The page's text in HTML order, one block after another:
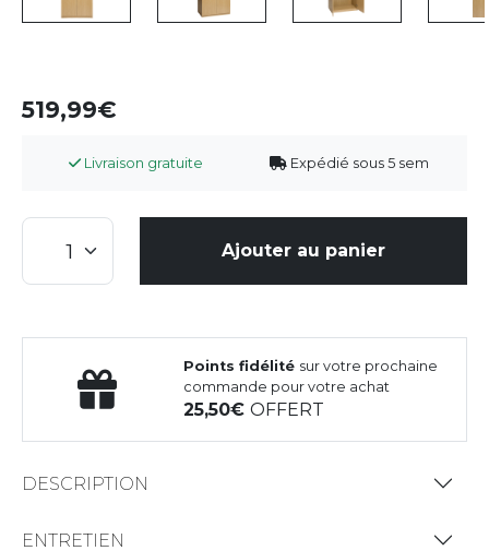
519,99
Livraison gratuite Expédié sous 5 sem
Ajouter au panier
Points fidélité sur votre prochaine
commande pour votre achat
25,50OFFERT
DESCRIPTION
ENTRETIEN